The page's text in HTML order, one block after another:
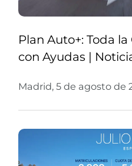
Plan Auto+: Toda
con Ayudas |
Madrid, 5 de agosto de